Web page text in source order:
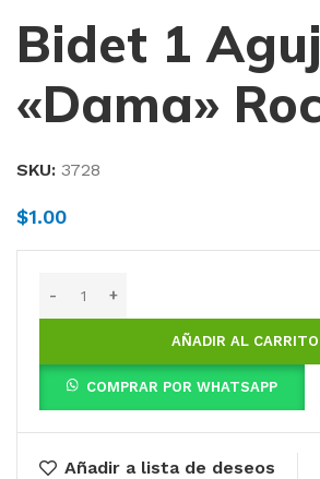
Bidet 1
«Dama»
SKU: 3728
$1.00
AÑADIR AL CARRITO
COMPRAR POR WHATSAPP
Añadir a lista de deseos